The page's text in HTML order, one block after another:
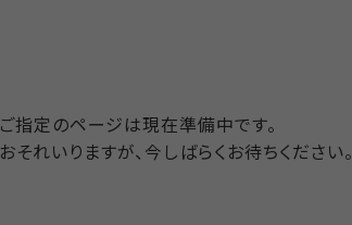
ご指定のページは現在準備中です。
おそれいりますが、今しばらくお待ちください。